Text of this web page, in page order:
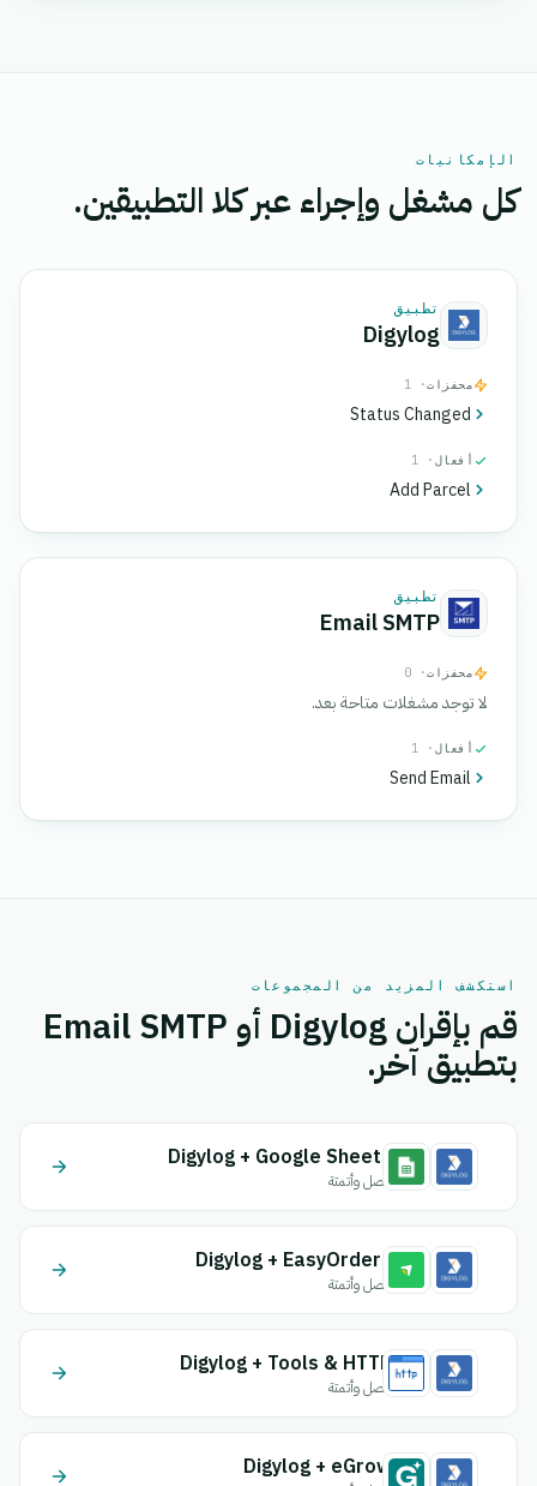
الإمكانيات
كل مشغل وإجراء عبر كلا التطبيقين.
تطبيق
Digylog
محفزات· 1
Status Changed
أفعال · 1
Add Parcel
تطبيق
Email SMTP
محفزات· 0
لا توجد مشغلات متاحة بعد.
أفعال · 1
Send Email
استكشف المزيد من المجموعات
قم بإقران Digylog أو Email SMTP
بتطبيق آخر.
Digylog + Google Sheets
اتصل وأتمتة
Digylog + EasyOrders
اتصل وأتمتة
Digylog + Tools & HTTP
اتصل وأتمتة
Digylog + eGrow